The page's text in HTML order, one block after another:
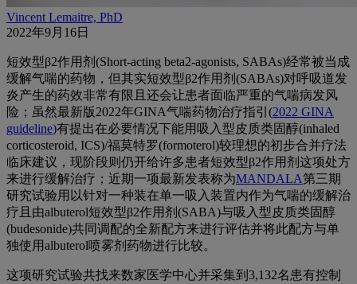
Vincent Lemaitre, PhD
2022年9月16日
短效型β2作用剂 (Short-acting beta2-agonists, SABAs)经常被当成
缓解气喘的药物 ，但其实短效型β2作用剂(SABAs)对呼吸道发
炎产生的药效非常有限且还会让患者面临严重的气喘病发风
险 ；虽然最新版2022年GINA气喘药物治疗指引(2022 GINA
guideline)有提出在必要情况下能用吸入型皮质类固醇(inhaled
corticosteroid, ICS)/福莫特罗(formoterol)较理想的初步合并疗法
临床建议 ， 现阶段则仍开给许多患者短效型β2作用剂 这项处方
来进行缓解治疗 ；近期一项最新发表称为MANDALA第三期
研究试验用以针对一种装在单一吸入装置内作为气喘的缓解治
疗且由albuterol短效型β2作用剂(SABA)与吸入型皮质类固醇
(budesonide)共同调配的全新配方来进行评估并将此配方与单
独使用albuterol喷雾剂药物进行比较。
这项研究试验共找来数家医学中心并采集到3,132名患有控制